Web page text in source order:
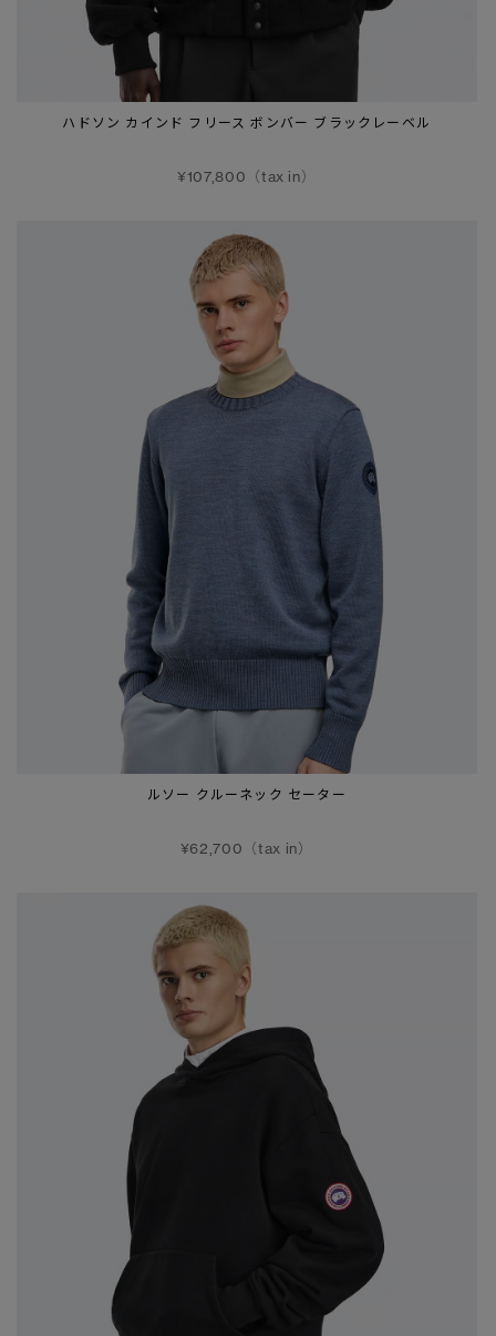
ハドソン カインド フリース ボンバー ブラックレーベル
¥107,800（tax in）
ルソー クルーネック セーター
¥62,700（tax in）